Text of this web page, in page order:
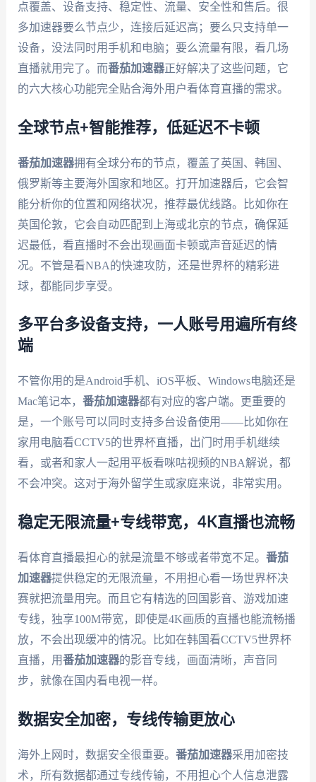
点覆盖、设备支持、稳定性、流量、安全性和售后。很
多加速器要么节点少，连接后延迟高；要么只支持单一
设备，没法同时用手机和电脑；要么流量有限，看几场
直播就用完了。而番茄加速器正好解决了这些问题，它
的六大核心功能完全贴合海外用户看体育直播的需求。
全球节点+智能推荐，低延迟不卡顿
番茄加速器拥有全球分布的节点，覆盖了英国、韩国、
俄罗斯等主要海外国家和地区。打开加速器后，它会智
能分析你的位置和网络状况，推荐最优线路。比如你在
英国伦敦，它会自动匹配到上海或北京的节点，确保延
迟最低，看直播时不会出现画面卡顿或声音延迟的情
况。不管是看NBA的快速攻防，还是世界杯的精彩进
球，都能同步享受。
多平台多设备支持，一人账号用遍所有终
端
不管你用的是Android手机、iOS平板、Windows电脑还是
Mac笔记本， 番茄加速器都有对应的客户端。更重要的
是，一个账号可以同时支持多台设备使用——比如你在
家用电脑看CCTV5的世界杯直播，出门时用手机继续
看，或者和家人一起用平板看咪咕视频的NBA解说，都
不会冲突。这对于海外留学生或家庭来说，非常实用。
稳定无限流量+专线带宽，4K直播也流畅
看体育直播最担心的就是流量不够或者带宽不足。 番茄
加速器提供稳定的无限流量，不用担心看一场世界杯决
赛就把流量用完。而且它有精选的回国影音、游戏加速
专线，独享100M带宽，即使是4K画质的直播也能流畅播
放，不会出现缓冲的情况。比如在韩国看CCTV5世界杯
直播，用番茄加速器的影音专线，画面清晰，声音同
步，就像在国内看电视一样。
数据安全加密，专线传输更放心
海外上网时，数据安全很重要。 番茄加速器采用加密技
术，所有数据都通过专线传输，不用担心个人信息泄露